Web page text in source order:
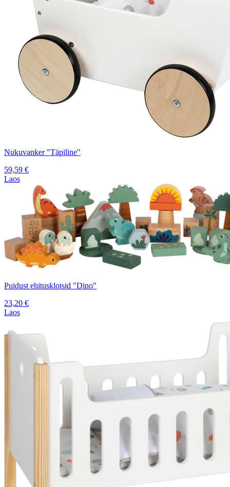
Nukuvanker "Täpiline"
59,59 €
Laos
Puidust ehitusklotsid "Dino"
23,20 €
Laos